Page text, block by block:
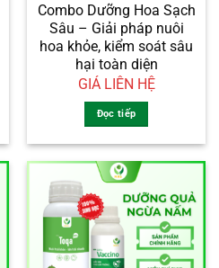
Combo Dưỡng Hoa Sạch
Sâu – Giải pháp nuôi
hoa khỏe, kiểm soát sâu
hại toàn diện
GIÁ LIÊN HỆ
Đọc tiếp